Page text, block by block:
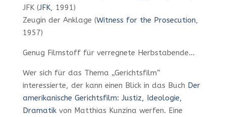
JFK (JFK, 1991)
Zeugin der Anklage (Witness for the Prosecution,
1957)
Genug Filmstoff für verregnete Herbstabende…
Wer sich für das Thema „Gerichtsfilm“
interessierte, der kann einen Blick in das Buch Der
amerikanische Gerichtsfilm: Justiz, Ideologie,
Dramatikvon Matthias Kunzina werfen. Eine